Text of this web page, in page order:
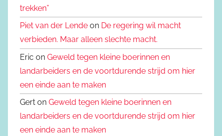
trekken”
Piet van der Lende on De regering wil macht
verbieden. Maar alleen slechte macht.
Eric on Geweld tegen kleine boerinnen en
landarbeiders en de voortdurende strijd om hier
een einde aan te maken
Gert on Geweld tegen kleine boerinnen en
landarbeiders en de voortdurende strijd om hier
een einde aan te maken